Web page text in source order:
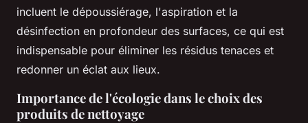
incluent le dépoussiérage, l'aspiration et la
désinfection en profondeur des surfaces, ce qui est
indispensable pour éliminer les résidus tenaces et
redonner un éclat aux lieux.
Importance de l'écologie dans le choix des
produits de nettoyage